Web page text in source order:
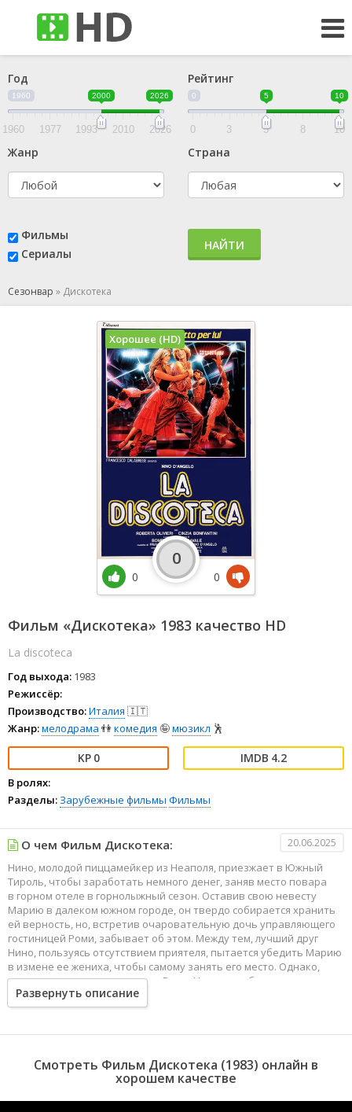
Год
1960 2000 2026
1960 1977 1993 2010 2026
Рейтинг
0 5 10
0 3 5 8 10
Жанр Страна
Фильмы
Сериалы
НАЙТИ
Сезонвар » Дискотека
Фильм «Дискотека» 1983 качество HD
La discoteca
Год выхода: 1983
Режиссёр:
Производство:Италия 🇮🇹
Жанр:мелодрама 👫комедия 🤪мюзикл 🕺
0 4.2
В ролях:
Разделы: Зарубежные фильмы Фильмы
Хорошее (HD)
0
0
0
О чем Фильм Дискотека: 20.06.2025
Нино, молодой пиццамейкер из Неаполя, приезжает в Южный
Тироль, чтобы заработать немного денег, заняв место повара
в горном отеле в горнолыжный сезон. Оставив свою невесту
Марию в далеком южном городе, он твердо собирается хранить
ей верность, но, встретив очаровательную дочь управляющего
гостиницей Роми, забывает об этом. Между тем, лучший друг
Нино, пользуясь отсутствием приятеля, пытается убедить Марию
в измене ее жениха, чтобы самому занять его место. Однако,
несмотря на свою симпатию к Роми, Нино не забывает о невесте
и решительно отказывается заходить дальше невинного флирта.
Поэтому, вернувшись домой он с удивлением и обидой встречает
сильнее убеждается в своей правоте, встретив Роми,
Развернуть описание
Смотреть Фильм Дискотека (1983) онлайн в
хорошем качестве